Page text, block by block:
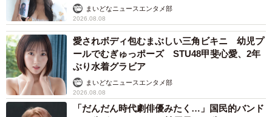
まいどなニュースエンタメ部
2026.08.08
愛されボディ包むまぶしい三角ビキニ 幼児プ
ールでむぎゅっポーズ STU48甲斐心愛、2年
ぶり水着グラビア
まいどなニュースエンタメ部
2026.08.08
「だんだん時代劇俳優みたく…」国民的バンド